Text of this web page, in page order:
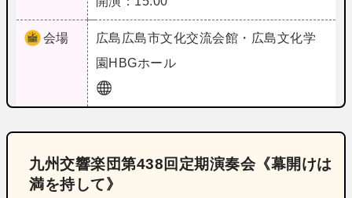
会場 広島 広島市文化交流会館・広島文化学
園HBGホール
九州交響楽団第438回定期演奏会《幕開けは
満を持して》